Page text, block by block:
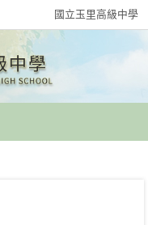
國立玉里高級中學